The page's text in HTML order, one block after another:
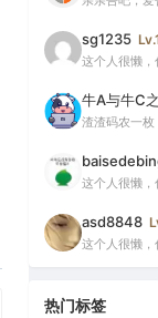
sg1235
这个人很懒
牛A与牛C
渣渣码农一
这个人很懒
asd8848
这个人很懒
热门标签